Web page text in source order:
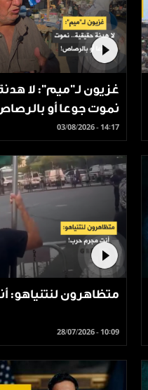
غزيون لـ"ميم": لا
نموت جوعا أو
03/08/2026 - 14:17
متظاهرون
28/07/2026 - 10:09